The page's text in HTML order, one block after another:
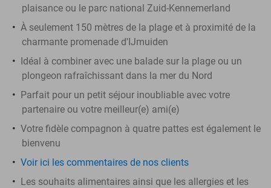
plaisance ou le parc national Zuid-Kennemerland
À seulement 150 mètres de la plage et à proximité de la
charmante promenade d'IJmuiden
Idéal à combiner avec une balade sur la plage ou un
plongeon rafraîchissant dans la mer du Nord
Parfait pour un petit séjour inoubliable avec votre
partenaire ou votre meilleur(e) ami(e)
Votre fidèle compagnon à quatre pattes est également le
bienvenu
Voir ici les commentaires de nos clients
Les souhaits alimentaires ainsi que les allergies et les